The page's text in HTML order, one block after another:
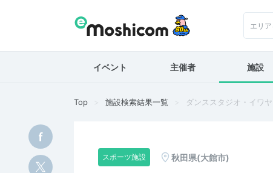
エリ
イベント 主催者 施設
Top 施設検索結果一覧 ダンススタジオ・イワヤ
スポーツ施設 秋田県(大館市)